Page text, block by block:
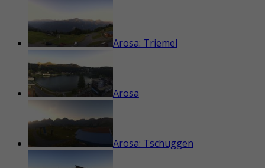
Arosa: Triemel
Arosa
Arosa: Tschuggen